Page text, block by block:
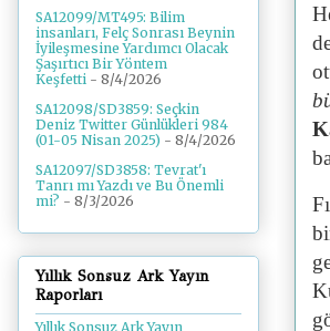
SA12099/MT495: Bilim
insanları, Felç Sonrası Beynin
İyileşmesine Yardımcı Olacak
Şaşırtıcı Bir Yöntem
Keşfetti - 8/4/2026
SA12098/SD3859: Seçkin
Deniz Twitter Günlükleri 984
(01-05 Nisan 2025) - 8/4/2026
SA12097/SD3858: Tevrat'ı
Tanrı mı Yazdı ve Bu Önemli
mi? - 8/3/2026
Yıllık Sonsuz Ark Yayın
Raporları
Yıllık Sonsuz Ark Yayın